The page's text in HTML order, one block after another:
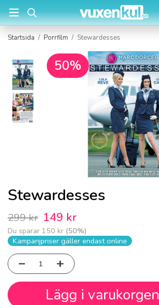
Startsida / Porrfilm / Stewardesses
50%
Stewardesses
299 kr 149 kr
Du sparar 150 kr (50%)
Kampanjpriser gäller endast online
Lägg i varukorgen